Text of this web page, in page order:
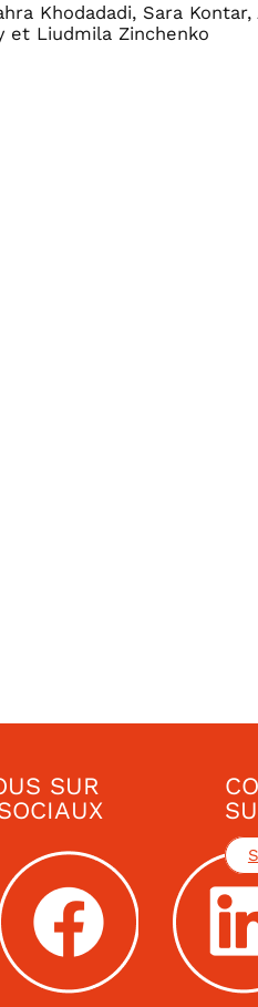
Khodadadi, Sara Kontar,
et Liudmila Zinchenko
SUR